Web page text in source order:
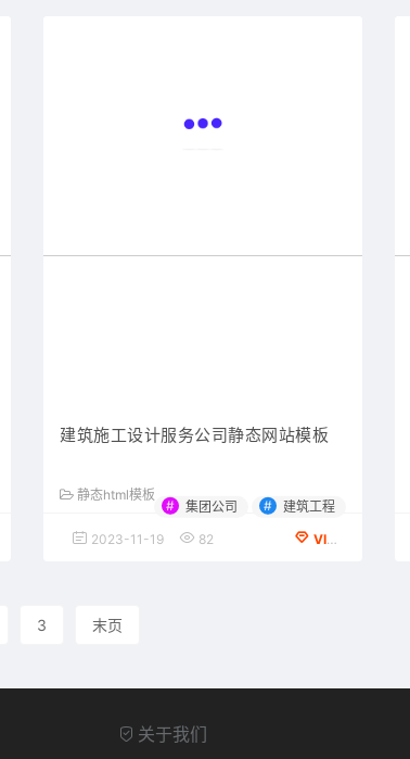
建筑施工设计服务公司静态网站模板
静态html模板
# 集团公司 # 建筑工程
2023-11-19 82 VIP会员专享
3 末页
关于我们